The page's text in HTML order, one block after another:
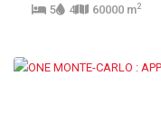
5 4 60000 m2